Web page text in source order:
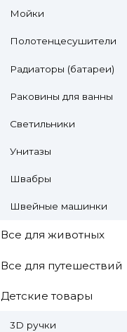
Мойки
Полотенцесушители
Радиаторы (батареи)
Раковины для ванны
Светильники
Унитазы
Швабры
Швейные машинки
Все для животных
Все для путешествий
Детские товары
3D ручки